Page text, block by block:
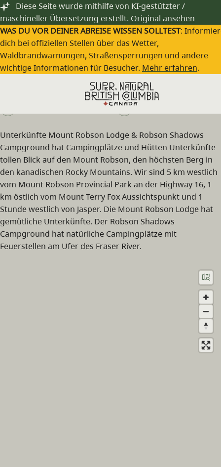
Zum Hauptinhalt springen
Diese Seite wurde mithilfe von KI-gestützter /
maschineller Übersetzung erstellt. Original ansehen
WAS DU VOR DEINER ABREISE WISSEN SOLLTEST:
dich bei offiziellen Stellen über das Wetter,
Waldbrandwarnungen, Straßensperrungen und andere
wichtige Informationen für Besucher. Mehr erfahren.
Mount Robson Lodge
(250) 566-4821
Unterkünfte Mount Robson Lodge & Robson Shadows
Campground hat Campingplätze und Hütten Unterkünfte
tollen Blick auf den Mount Robson, den höchsten Berg in
den kanadischen Rocky Mountains. Wir sind 5 km westlich
vom Mount Robson Provincial Park an der Highway 16, 1
km östlich vom Mount Terry Fox Aussichtspunkt und 1
Stunde westlich von Jasper. Die Mount Robson Lodge hat
gemütliche Unterkünfte. Der Robson Shadows
Campground hat natürliche Campingplätze mit
Feuerstellen am Ufer des Fraser River.